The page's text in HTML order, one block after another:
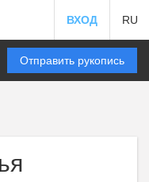
ВХОД RU
Отправить рукопись